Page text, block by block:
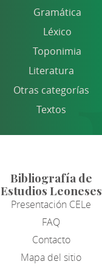
Gramática
Léxico
Toponimia
Literatura
Otras categorías
Textos
Bibliografía de
Estudios Leoneses
Presentación CELe
FAQ
Contacto
Mapa del sitio